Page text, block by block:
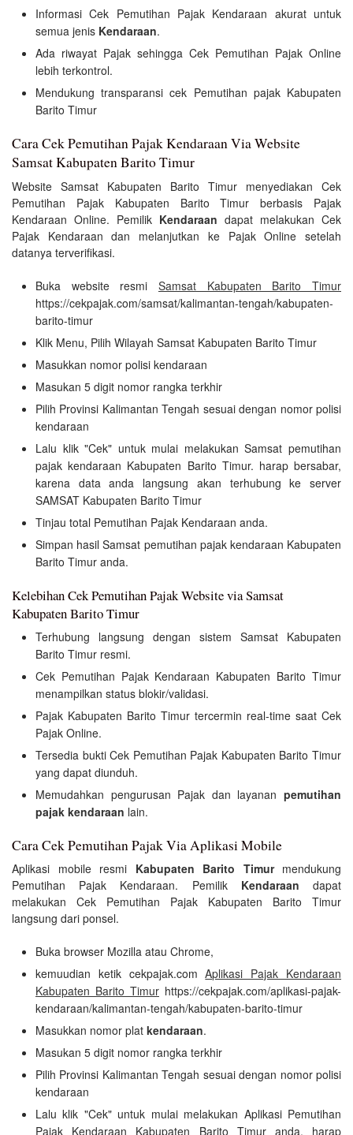
Informasi Cek Pemutihan Pajak Kendaraan akurat untuk
semua jenis Kendaraan.
Ada riwayat Pajak sehingga Cek Pemutihan Pajak Online
lebih terkontrol.
Mendukung transparansi cek Pemutihan pajak Kabupaten
Barito Timur
Cara Cek Pemutihan Pajak Kendaraan Via Website
Samsat Kabupaten Barito Timur
Website Samsat Kabupaten Barito Timur menyediakan Cek
Pemutihan Pajak Kabupaten Barito Timur berbasis Pajak
Kendaraan Online. Pemilik Kendaraan dapat melakukan Cek
Pajak Kendaraan dan melanjutkan ke Pajak Online setelah
datanya terverifikasi.
Buka website resmi Samsat Kabupaten Barito Timur
https://cekpajak.com/samsat/kalimantan-tengah/kabupaten-
barito-timur
Klik Menu, Pilih Wilayah Samsat Kabupaten Barito Timur
Masukkan nomor polisi kendaraan
Masukan 5 digit nomor rangka terkhir
Pilih Provinsi Kalimantan Tengah sesuai dengan nomor polisi
kendaraan
Lalu klik "Cek" untuk mulai melakukan Samsat pemutihan
pajak kendaraan Kabupaten Barito Timur. harap bersabar,
karena data anda langsung akan terhubung ke server
SAMSAT Kabupaten Barito Timur
Tinjau total Pemutihan Pajak Kendaraan anda.
Simpan hasil Samsat pemutihan pajak kendaraan Kabupaten
Barito Timur anda.
Kelebihan Cek Pemutihan Pajak Website via Samsat
Kabupaten Barito Timur
Terhubung langsung dengan sistem Samsat Kabupaten
Barito Timur resmi.
Cek Pemutihan Pajak Kendaraan Kabupaten Barito Timur
menampilkan status blokir/validasi.
Pajak Kabupaten Barito Timur tercermin real-time saat Cek
Pajak Online.
Tersedia bukti Cek Pemutihan Pajak Kabupaten Barito Timur
yang dapat diunduh.
Memudahkan pengurusan Pajak dan layanan pemutihan
pajak kendaraan lain.
Cara Cek Pemutihan Pajak Via Aplikasi Mobile
Aplikasi mobile resmi Kabupaten Barito Timurmendukung
Pemutihan Pajak Kendaraan. Pemilik Kendaraan dapat
melakukan Cek Pemutihan Pajak Kabupaten Barito Timur
langsung dari ponsel.
Buka browser Mozilla atau Chrome,
kemuudian ketik cekpajak.comAplikasi Pajak Kendaraan
Kabupaten Barito Timur https://cekpajak.com/aplikasi-pajak-
kendaraan/kalimantan-tengah/kabupaten-barito-timur
Masukkan nomor plat kendaraan.
Masukan 5 digit nomor rangka terkhir
Pilih Provinsi Kalimantan Tengah sesuai dengan nomor polisi
kendaraan
Lalu klik "Cek" untuk mulai melakukan Aplikasi Pemutihan
Pajak Kendaraan Kabupaten Barito Timur anda. harap